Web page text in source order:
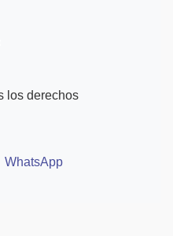
los derechos
WhatsApp